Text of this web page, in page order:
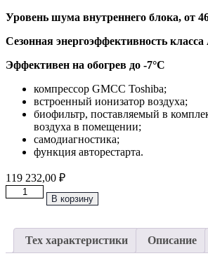
Уровень шума внутреннего блока, от
Сезонная энергоэффективность класса
Эффективен на обогрев до -7°C
компрессор GMCC Toshiba;
встроенный ионизатор воздуха;
биофильтр, поставляемый в
воздуха в помещении;
самодиагностика;
функция авторестарта.
119 232,00 ₽
Количество
Сплит-
Система
до
В корзину
Тех характеристики Описание